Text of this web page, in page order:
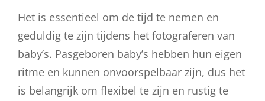
Het is essentieel om de tijd te nemen en
geduldig te zijn tijdens het fotograferen van
baby’s. Pasgeboren baby’s hebben hun eigen
ritme en kunnen onvoorspelbaar zijn, dus het
is belangrijk om flexibel te zijn en rustig te